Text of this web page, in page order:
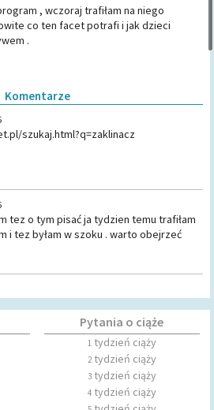
, wczoraj trafiłam na niego
co ten facet potrafi i jak dzieci
.
Komentarze
szukaj.html?q=zaklinacz
tez o tym pisać ja tydzien temu trafiłam
i tez byłam w szoku . warto obejrzeć
Pytania o ciąże
1tydzień ciąży
2tydzień ciąży
3tydzień ciąży
4tydzień ciąży